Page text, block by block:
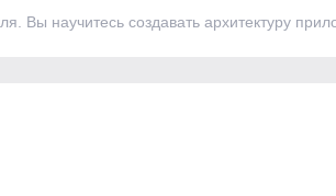
Вы научитесь создавать архитектуру